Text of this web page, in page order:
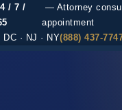
/ 7 /
— Attorney
appointment
· NJ · NY(888) 437-